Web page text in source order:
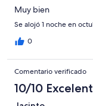
Muy bien
Se alojó 1 noche en
0
Comentario verificado
10/10